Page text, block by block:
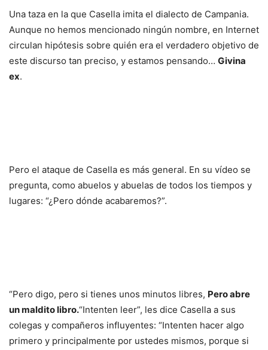
Una taza en la que Casella imita el dialecto de Campania.
Aunque no hemos mencionado ningún nombre, en Internet
circulan hipótesis sobre quién era el verdadero objetivo de
este discurso tan preciso, y estamos pensando… Givina
ex.
Pero el ataque de Casella es más general. En su vídeo se
pregunta, como abuelos y abuelas de todos los tiempos y
lugares: “¿Pero dónde acabaremos?”.
“Pero digo, pero si tienes unos minutos libres, Pero abre
un maldito libro.“Intenten leer”, les dice Casella a sus
colegas y compañeros influyentes: “Intenten hacer algo
primero y principalmente por ustedes mismos, porque si